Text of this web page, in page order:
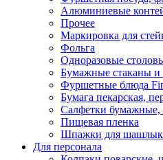
Алюминиевые
Прочее
Маркировка для
Фольга
Одноразовые
Бумажные стаканы
Фуршетные блюда
Бумага пекарская,
Салфетки
Пищевая пленка
Шпажки для
Для персонала